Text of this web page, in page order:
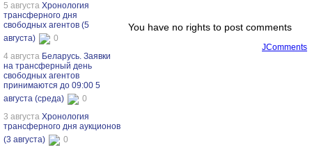
5 августа Хронология
трансферного дня
свободных агентов (5
августа)
0
4 августа Беларусь. Заявки
на трансферный день
свободных агентов
принимаются до 09:00 5
августа (среда)
0
3 августа Хронология
трансферного дня аукционов
(3 августа)
0
You have no rights to post comments
JComments